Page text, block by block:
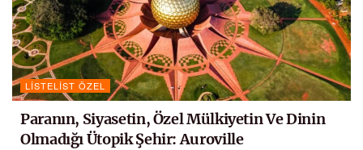
LISTELIST ÖZEL
Paranın, Siyasetin, Özel Mülkiyetin Ve Dinin
Olmadığı Ütopik Şehir: Auroville